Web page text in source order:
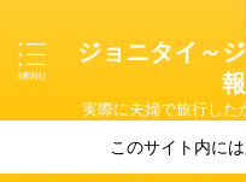
ジョニタイ～
実際に夫婦で旅行した
イ）やマレーシア・
このサイト内に